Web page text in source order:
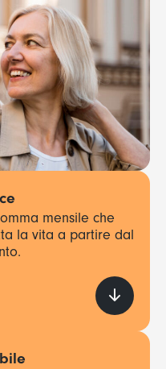
mensile che
la vita a partire dal